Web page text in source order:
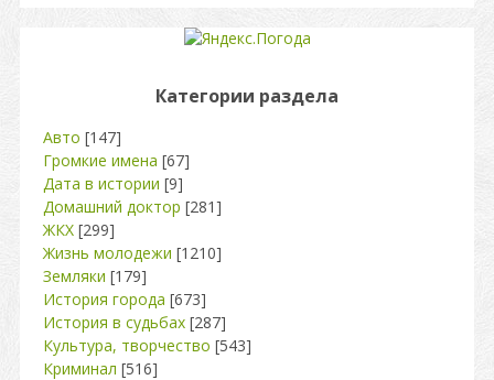
Категории раздела
Авто [147]
Громкие имена [67]
Дата в истории [9]
Домашний доктор [281]
ЖКХ [299]
Жизнь молодежи [1210]
Земляки [179]
История города [673]
История в судьбах [287]
Культура, творчество [543]
Криминал [516]